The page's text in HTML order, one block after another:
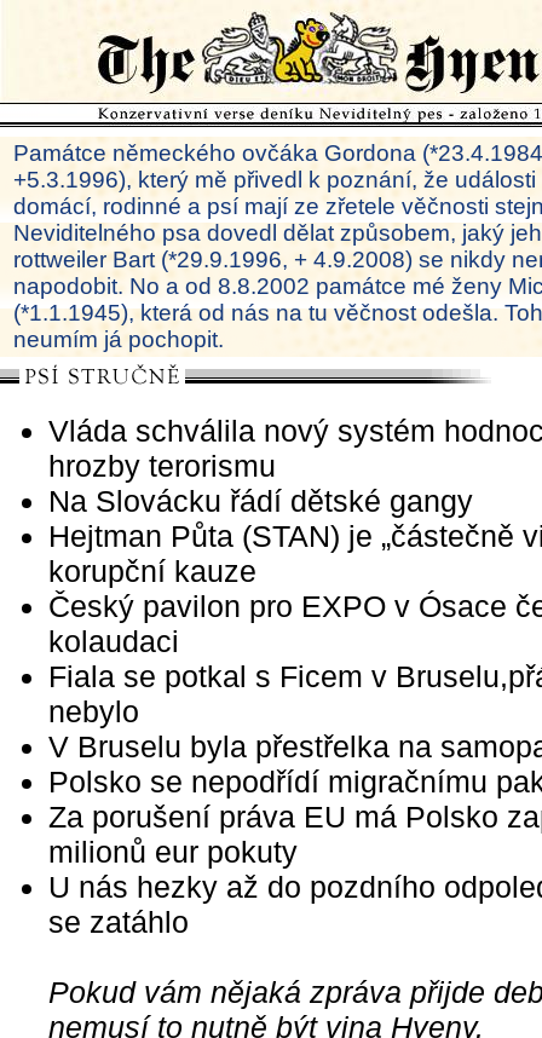
Památce německého ovčáka Gordona
+5.3.1996), který mě přivedl k poznání, že
domácí, rodinné a psí mají ze zřetele věčnosti
Neviditelného psa dovedl dělat způsobem, jaký
rottweiler Bart (*29.9.1996, + 4.9.2008) se nikdy
napodobit. No a od 8.8.2002 památce mé ženy
(*1.1.1945), která od nás na tu věčnost odešla.
neumím já pochopit.
Vláda schválila nový systém
hrozby terorismu
Na Slovácku řádí dětské gangy
Hejtman Půta (STAN) je „částečně
korupční kauze
Český pavilon pro EXPO v Ósace
kolaudaci
Fiala se potkal s Ficem v
nebylo
V Bruselu byla přestřelka na
Polsko se nepodřídí migračnímu
Za porušení práva EU má Polsko
milionů eur pokuty
U nás hezky až do pozdního
se zatáhlo
Pokud vám nějaká zpráva přijde
nemusí to nutně být vina Hyeny.